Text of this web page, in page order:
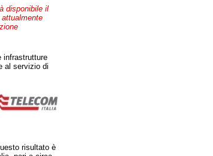
disponibile il
infrastrutture
al servizio di
risultato è